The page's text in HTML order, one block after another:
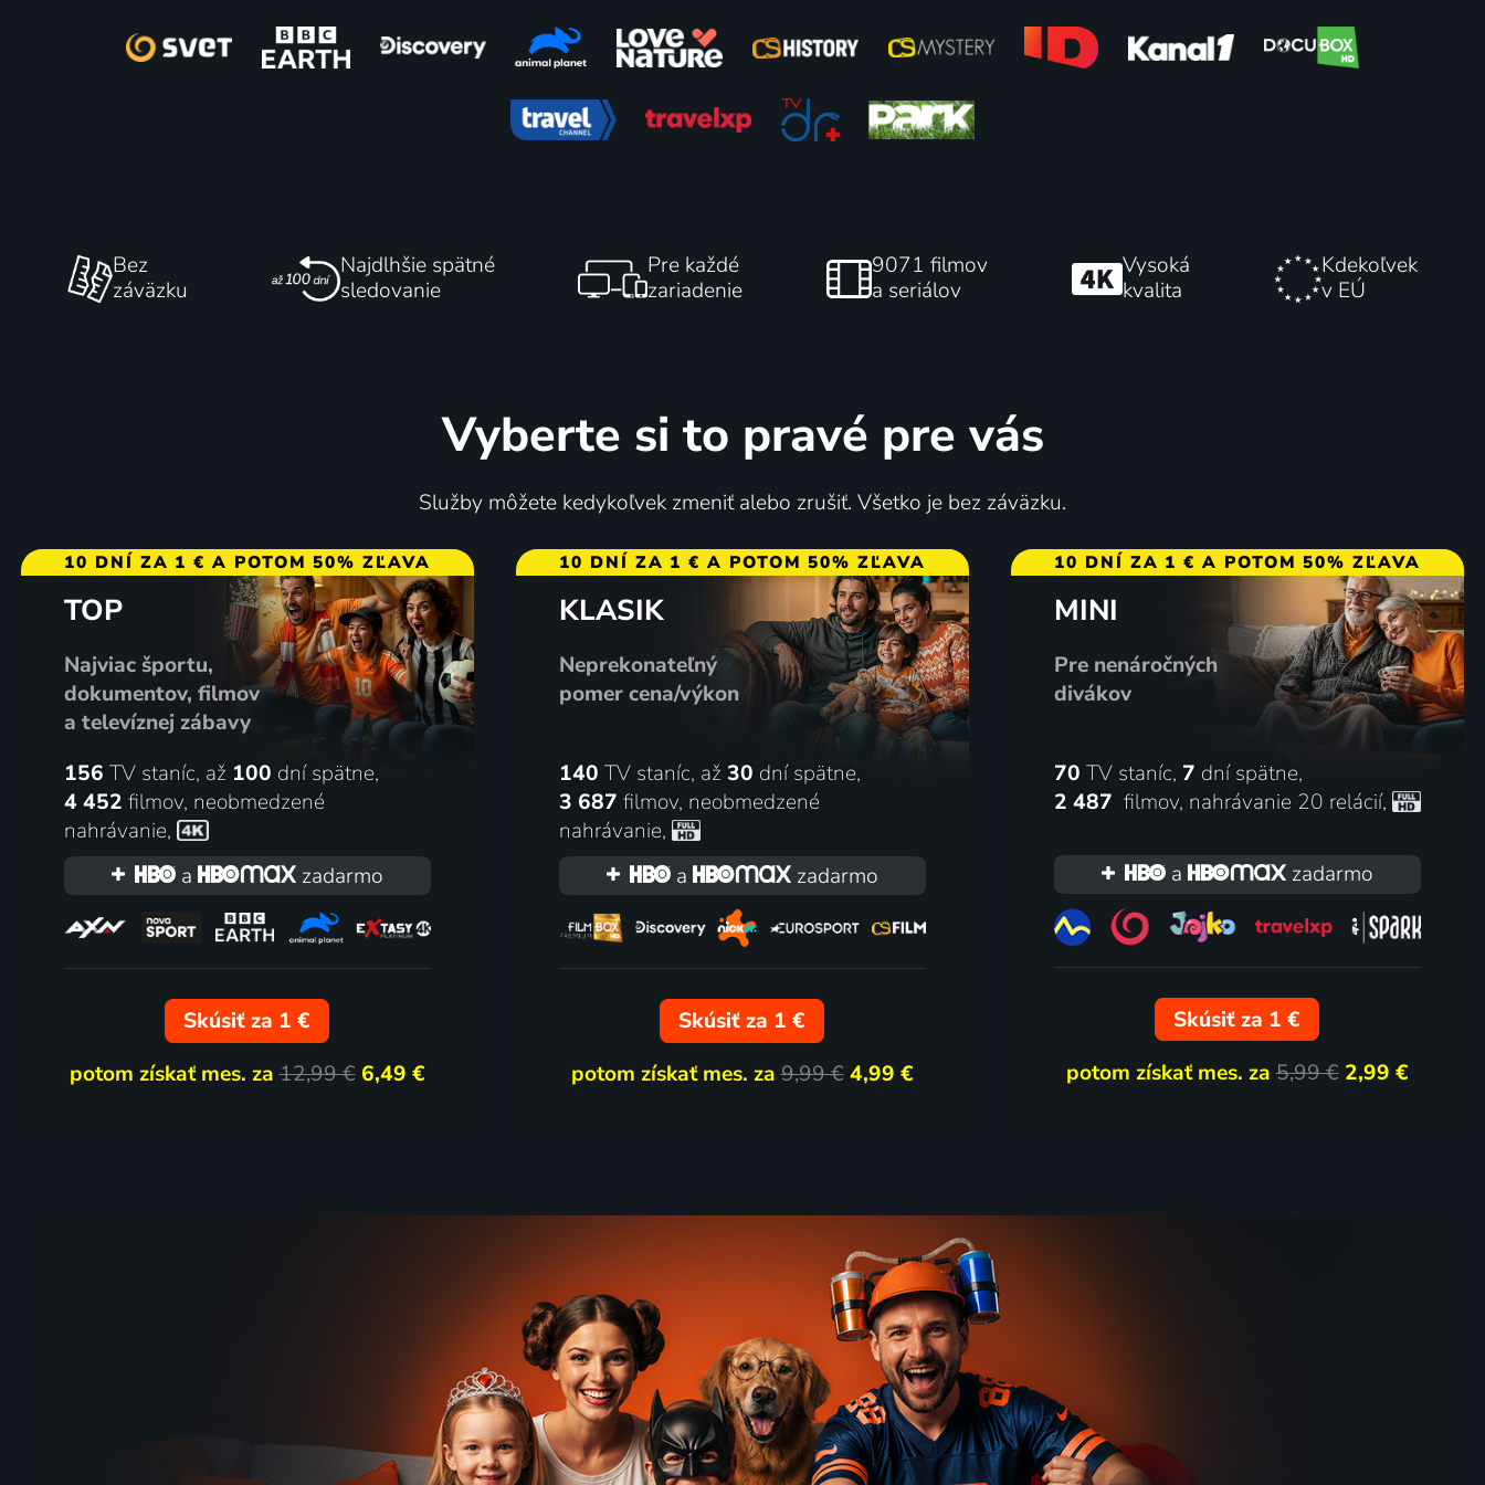
Na pokraji Aljašky
2014-2017 | USA | Cestovanie, Dobrodružný, Reality TV
Rození obchodníci
2003-2022 | Veľká Británia | Motoristické, Reality TV
Krajinou příběhů českých hradů
známých i neznámých
2017-2021 | Historický
Neobjasněná akta NASA
2017-2019 | Veľká Británia | Cestovanie
54%
5 dielov
Horské příšery
2013-2021 | USA | Cestovanie, Reality TV
2 diely
Černé díry: Poselství z hlubin
vesmíru
2017 | Vesmír
2017
57%
200 dielov
Jak si vybrat správné šaty
2007-2022 | USA | Reality TV
43 dielov
2017 | Historický
3 diely
Dějiny neposlušnosti
2017 | Historický
6 dielov
71%
2 diely 70%
4 diely
Bez
záväzku
Najdlhšie spätné
sledovanie
Pre každé
zariadenie
9071 filmov
a seriálov
Vysoká
kvalita
Kdekoľvek
v EÚ
Vyberte si to pravé pre vás
Služby môžete kedykoľvek zmeniť alebo zrušiť. Všetko je bez záväzku.
10 DNÍ ZA 1 € A POTOM 50% ZĽAVA
TOP
Najviac športu,
dokumentov, filmov
a televíznej zábavy
156 TV staníc, až 100 dní spätne,
4 452 filmov, neobmedzené
nahrávanie,
a
zadarmo
Skúsiť za 1 €
potom získať mes. za12,99 € 6,49 €
10 DNÍ ZA 1 € A POTOM 50% ZĽAVA
KLASIK
Neprekonateľný
pomer cena/výkon
140 TV staníc, až 30 dní spätne,
3 687 filmov, neobmedzené
nahrávanie,
a
zadarmo
Skúsiť za 1 €
potom získať mes. za9,99 € 4,99 €
10 DNÍ ZA 1 € A POTOM 50% ZĽAVA
MINI
Pre nenáročných
divákov
70 TV staníc, 7 dní spätne,
2 487 filmov, nahrávanie 20 relácií,
a zadarmo
Skúsiť za 1 €
potom získať mes. za5,99 € 2,99 €